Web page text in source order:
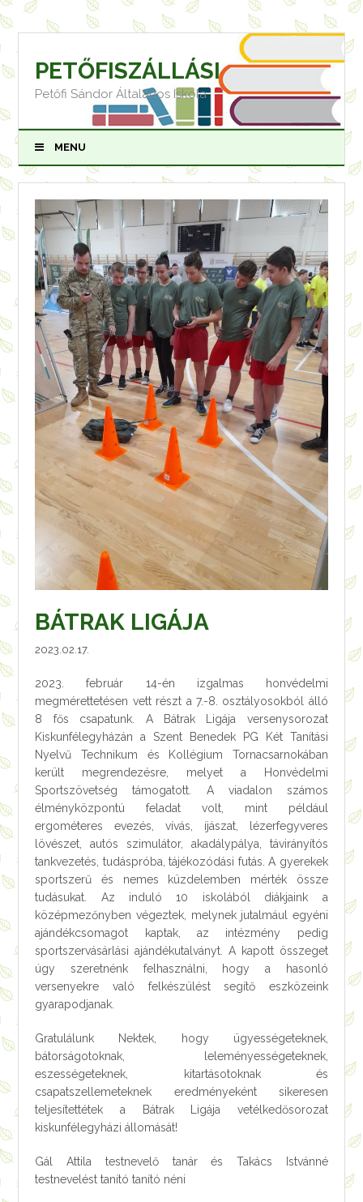
Skip
to
content
PETŐFISZÁLLÁSI
Petőfi Sándor Általános Iskola
MENU
BÁTRAK LIGÁJA
2023.02.17.
2023. február 14-én izgalmas honvédelmi
megmérettetésen vett részt a 7.-8. osztályosokból álló
8 fős csapatunk. A Bátrak Ligája versenysorozat
Kiskunfélegyházán a Szent Benedek PG Két Tanítási
Nyelvű Technikum és Kollégium Tornacsarnokában
került megrendezésre, melyet a Honvédelmi
Sportszövetség támogatott. A viadalon számos
élményközpontú feladat volt, mint például
ergométeres evezés, vívás, íjászat, lézerfegyveres
lövészet, autós szimulátor, akadálypálya, távirányítós
tankvezetés, tudáspróba, tájékozódási futás. A gyerekek
sportszerű és nemes küzdelemben mérték össze
tudásukat. Az induló 10 iskolából diákjaink a
középmezőnyben végeztek, melynek jutalmául egyéni
ajándékcsomagot kaptak, az intézmény pedig
sportszervásárlási ajándékutalványt. A kapott összeget
úgy szeretnénk felhasználni, hogy a hasonló
versenyekre való felkészülést segítő eszközeink
gyarapodjanak.
Gratulálunk Nektek, hogy ügyességeteknek,
bátorságotoknak, leleményességeteknek,
eszességeteknek, kitartásotoknak és
csapatszellemeteknek eredményeként sikeresen
teljesítettétek a Bátrak Ligája vetélkedősorozat
kiskunfélegyházi állomását!
Gál Attila testnevelő tanár és Takács Istvánné
testnevelést tanító tanító néni